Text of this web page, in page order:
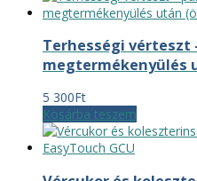
Terhességi vérteszt
megtermékenyülés
5 300Ft
Kosárba teszem